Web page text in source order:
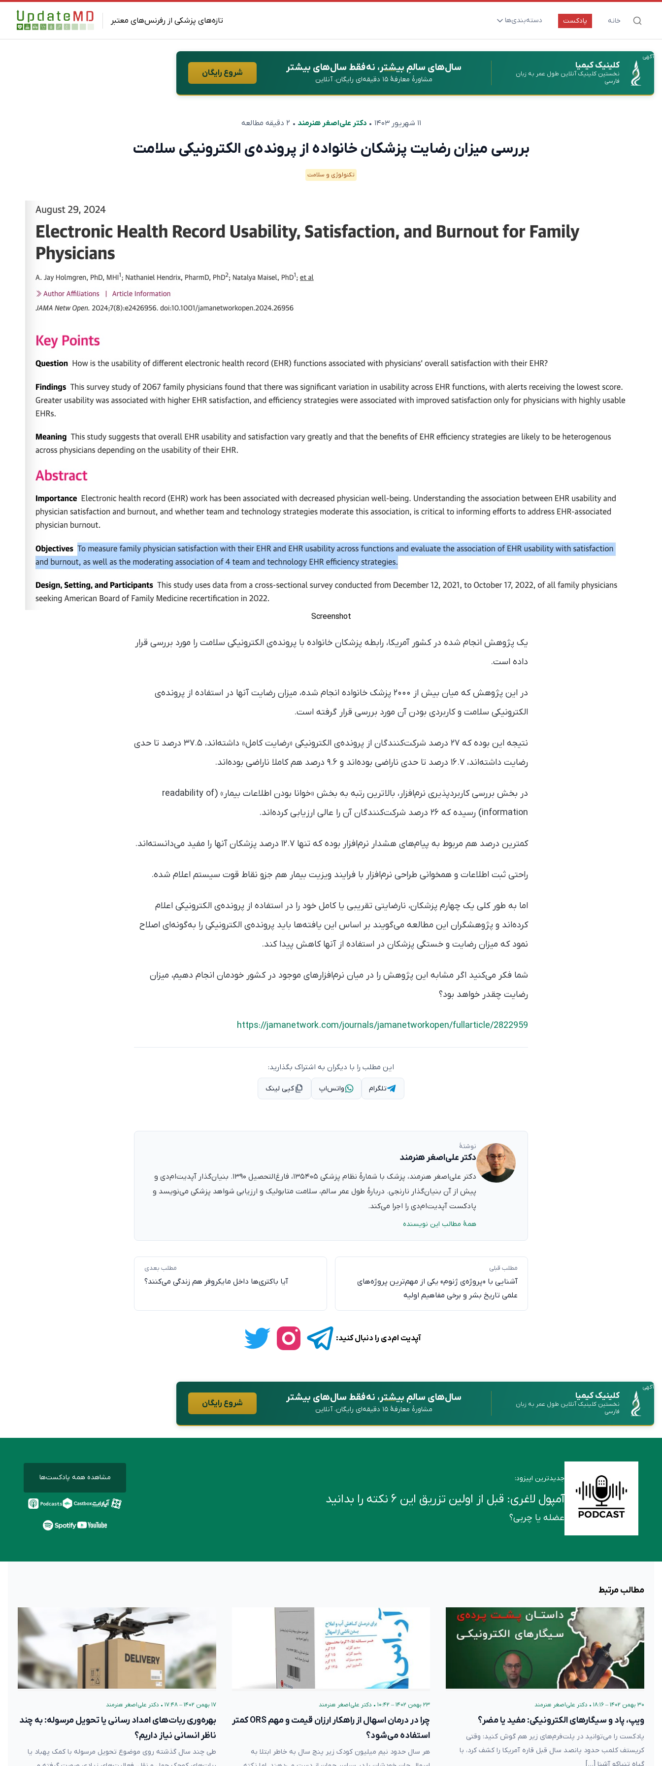
تازه‌های پزشکی از رفرنس‌های معتبر خانه پادکست دسته‌بندی‌ها
ارتقای سلامت و طول عمر
بیماری‌ها و پاتوژن‌ها
تغذیه و مکمل‌ها
مادر و کودک
آگهی
کلینیک کیمیا
نخستین کلینیک آنلاین طول عمر به زبان
فارسی
سال‌های سالمِبیشتر، نه فقط سال‌های بیشتر
مشاورهٔ معارفهٔ ۱۵ دقیقه‌ای رایگان، آنلاین
شروع رایگان
۱۱ شهریور ۱۴۰۳ •دکتر علی‌اصغر هنرمند • ۲ دقیقه مطالعه
بررسی میزان رضایت پزشکان خانواده از پرونده‌ی الکترونیکی سلامت
تکنولوژی و سلامت
Screenshot
یک پژوهش انجام شده در کشور آمریکا، رابطه پزشکان خانواده با پرونده‌ی الکترونیکی سلامت را مورد بررسی قرار
داده است.
در این پژوهش که میان بیش از ۲۰۰۰ پزشک خانواده انجام شده، میزان رضایت آنها در استفاده از پرونده‌ی
الکترونیکی سلامت و کاربردی بودن آن مورد بررسی قرار گرفته است.
نتیجه این بوده که ۲۷ درصد شرکت‌کنندگان از پرونده‌ی الکترونیکی «رضایت کامل» داشته‌اند، ۳۷.۵ درصد تا حدی
رضایت داشته‌اند، ۱۶.۷ درصد تا حدی ناراضی بوده‌اند و ۹.۶ درصد هم کاملا ناراضی بوده‌اند.
در بخش بررسی کاربردپذیری نرم‌افزار، بالاترین رتبه به بخش «خوانا بودن اطلاعات بیمار» (readability of
information) رسیده که ۲۶ درصد شرکت‌کنندگان آن را عالی ارزیابی کرده‌اند.
کمترین درصد هم مربوط به پیام‌های هشدار نرم‌افزار بوده که تنها ۱۲.۷ درصد پزشکان آنها را مفید می‌دانسته‌اند.
راحتی ثبت اطلاعات و همخوانی طراحی نرم‌افزار با فرایند ویزیت بیمار هم جزو نقاط قوت سیستم اعلام شده.
اما به طور کلی یک چهارم پزشکان، نارضایتی تقریبی یا کامل خود را در استفاده از پرونده‌ی الکترونیکی اعلام
کرده‌اند و پژوهشگران این مطالعه می‌گویند بر اساس این یافته‌ها باید پرونده‌ی الکترونیکی را به‌گونه‌ای اصلاح
نمود که میزان رضایت و خستگی پزشکان در استفاده از آنها کاهش پیدا کند.
شما فکر می‌کنید اگر مشابه این پژوهش را در میان نرم‌افزارهای موجود در کشور خودمان انجام دهیم، میزان
رضایت چقدر خواهد بود؟
https://jamanetwork.com/journals/jamanetworkopen/fullarticle/2822959
این مطلب را با دیگران به اشتراک بگذارید:
تلگرام واتس‌اپ کپی لینک
نوشتهٔ
دکتر علی‌اصغر هنرمند
دکتر علی‌اصغر هنرمند، پزشک با شمارهٔ نظام پزشکی ۱۳۵۴۰۵، فارغ‌التحصیل ۱۳۹۰. بنیان‌گذار آپدیت‌ام‌دی و
پیش از آن بنیان‌گذار نارنجی. دربارهٔ طول عمر سالم، سلامت متابولیک و ارزیابی شواهد پزشکی می‌نویسد و
پادکست آپدیت‌ام‌دی را اجرا می‌کند.
همهٔ مطالب این نویسنده
مطلب قبلی
آشنایی با «پروژه‌ی ژنوم» یکی از مهم‌ترین پروژه‌های
علمی تاریخ بشر و برخی مفاهیم اولیه
مطلب بعدی
آیا باکتری‌ها داخل مایکروفر هم زندگی می‌کنند؟
آپدیت ام‌دی را دنبال کنید:
آگهی
کلینیک کیمیا
نخستین کلینیک آنلاین طول عمر به زبان
فارسی
سال‌های سالمِبیشتر، نه فقط سال‌های بیشتر
مشاورهٔ معارفهٔ ۱۵ دقیقه‌ای رایگان، آنلاین
شروع رایگان
جدیدترین اپیزود:
آمپول لاغری: قبل از اولین تزریق این ۶ نکته را بدانید
عضله یا چربی؟
مشاهده همه پادکست‌ها
مطالب مرتبط
۳۰ بهمن ۱۴۰۲ – ۱۸:۱۶ • دکتر علی‌اصغر هنرمند
ویپ، پاد و سیگارهای الکترونیکی: مفید یا مضر؟
پادکست را می‌توانید در پلت‌فرم‌های زیر هم گوش کنید: وقتی
کریستف کلمب حدود پانصد سال قبل قاره آمریکا را کشف کرد، با
۲۳ بهمن ۱۴۰۲ – ۱۰:۴۲ • دکتر علی‌اصغر هنرمند
چرا در درمان اسهال از راهکار ارزان قیمت و مهم ORS کمتر
استفاده می‌شود؟
هر سال حدود نیم میلیون کودک زیر پنج سال به خاطر ابتلا به
۱۷ بهمن ۱۴۰۲ – ۱۷:۴۸ • دکتر علی‌اصغر هنرمند
بهره‌وری ربات‌های امداد رسانی یا تحویل مرسوله: به چند
ناظر انسانی نیاز داریم؟
طی چند سال گذشته روی موضوع تحویل مرسوله‌ با کمک پهباد یا